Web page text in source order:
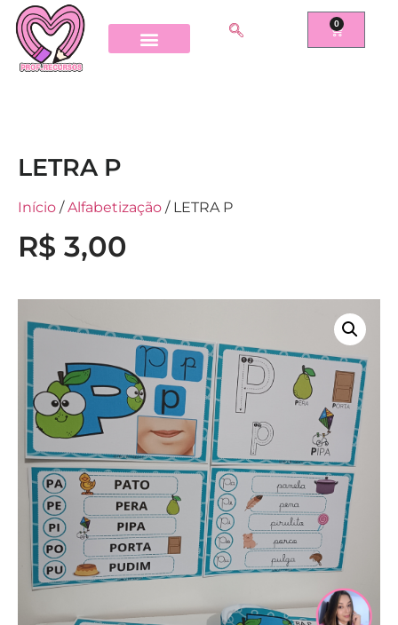
0
LETRA P
Início /Alfabetização / LETRA P
R$ 3,00